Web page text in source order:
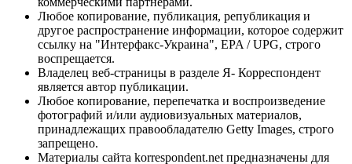
Любое копирование, публикация, републикация и
другое распространение информации, которое содержит
ссылку на "Интерфакс-Украина", EPA / UPG, строго
воспрещается.
Владелец веб-страницы в разделе Я- Корреспондент
является автор публикации.
Любое копирование, перепечатка и воспроизведение
фотографий и/или аудиовизуальных материалов,
принадлежащих правообладателю Getty Images, строго
запрещено.
Материалы сайта korrespondent.net предназначены для